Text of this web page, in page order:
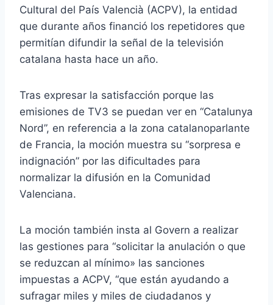
Cultural del País Valencià (ACPV), la entidad
que durante años financió los repetidores que
permitían difundir la señal de la televisión
catalana hasta hace un año.
Tras expresar la satisfacción porque las
emisiones de TV3 se puedan ver en “Catalunya
Nord”, en referencia a la zona catalanoparlante
de Francia, la moción muestra su “sorpresa e
indignación” por las dificultades para
normalizar la difusión en la Comunidad
Valenciana.
La moción también insta al Govern a realizar
las gestiones para “solicitar la anulación o que
se reduzcan al mínimo» las sanciones
impuestas a ACPV, “que están ayudando a
sufragar miles y miles de ciudadanos y